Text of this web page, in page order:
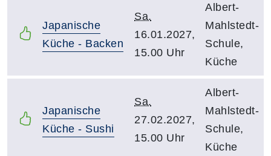
Japanische
Küche - Backen
Sa.
16.01.2027,
15.00 Uhr
Albert-
Mahlstedt-
Schule,
Küche
Japanische
Küche - Sushi
Sa.
27.02.2027,
15.00 Uhr
Albert-
Mahlstedt-
Schule,
Küche